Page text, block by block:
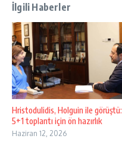
İlgili Haberler
Hristodulidis, Holguin ile görüştü:
5+1 toplantı için ön hazırlık
Haziran 12, 2026